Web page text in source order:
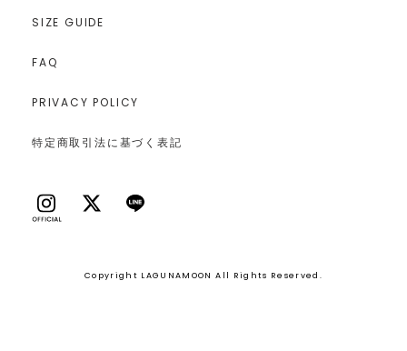
SIZE GUIDE
FAQ
PRIVACY POLICY
特定商取引法に基づく表記
Copyright LAGUNAMOON All Rights Reserved.